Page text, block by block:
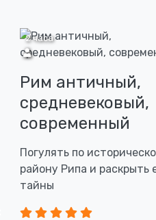
2 часа
Рим античный,
средневековый,
современный
Погулять по
району Рипа и раскрыть
тайны